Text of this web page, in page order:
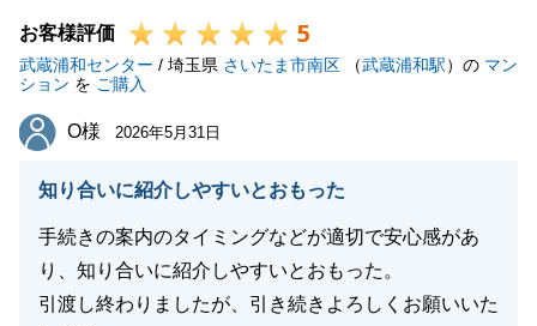
お客様評価 5
武蔵浦和センター / 埼玉県 さいたま市南区 （武蔵浦和駅）の マン
ション を ご購入
O様
O様 2026年5月31日
知り合いに紹介しやすいとおもった
手続きの案内のタイミングなどが適切で安心感があ
り、知り合いに紹介しやすいとおもった。
引渡し終わりましたが、引き続きよろしくお願いいた